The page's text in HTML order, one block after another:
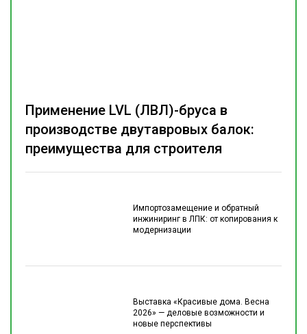
Импортозамещение и обратный
инжиниринг в ЛПК: от копирования к
модернизации
Выставка «Красивые дома. Весна
2026» — деловые возможности и
новые перспективы
Применение LVL (ЛВЛ)-бруса в
производстве двутавровых балок:
преимущества для строителя